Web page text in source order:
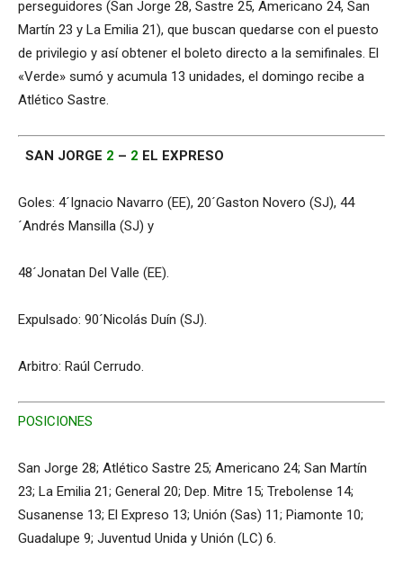
perseguidores (San Jorge 28, Sastre 25, Americano 24, San
Martín 23 y La Emilia 21), que buscan quedarse con el puesto
de privilegio y así obtener el boleto directo a la semifinales. El
«Verde» sumó y acumula 13 unidades, el domingo recibe a
Atlético Sastre.
SAN JORGE 2 – 2 EL EXPRESO
Goles: 4´Ignacio Navarro (EE), 20´Gaston Novero (SJ), 44
´Andrés Mansilla (SJ) y
48´Jonatan Del Valle (EE).
Expulsado: 90´Nicolás Duín (SJ).
Arbitro: Raúl Cerrudo.
POSICIONES
San Jorge 28; Atlético Sastre 25; Americano 24; San Martín
23; La Emilia 21; General 20; Dep. Mitre 15; Trebolense 14;
Susanense 13; El Expreso 13; Unión (Sas) 11; Piamonte 10;
Guadalupe 9; Juventud Unida y Unión (LC) 6.